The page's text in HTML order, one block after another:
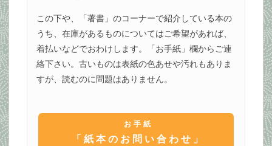
この下や、「著書」のコーナーで紹介している本の
うち、在庫があるものについてはご希望があれば、
着払いなどでおわけします。「お手紙」欄からご連
絡下さい。古いものは表紙の色あせや汚れもありま
すが、読むのに問題はありません。
お手紙
「紙本のお問い合わせ」